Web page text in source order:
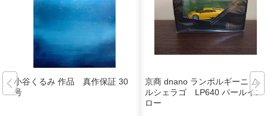
小谷くるみ 作品 真作保証 30
号
京商 dnano ランボルギーニ ム
ルシェラゴ LP640 パールイエ
ロー